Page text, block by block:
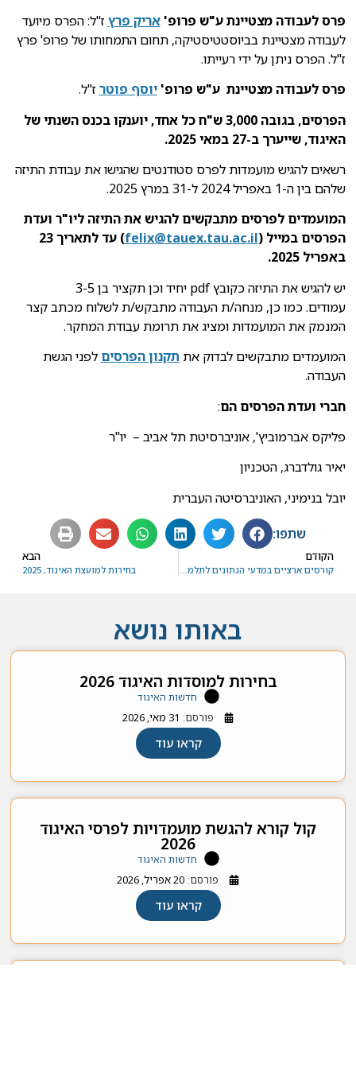
פרס לעבודה מצטיינת ע"ש פרופ'אריק פרץ ז"ל: הפרס מיועד
לעבודה מצטיינת בביוסטטיסטיקה, תחום התמחותו של פרופ' פרץ
ז"ל. הפרס ניתן על ידי רעייתו.
פרס לעבודה מצטיינת ע"ש פרופ' יוסף פוטר ז"ל.
הפרסים, בגובה 3,000 ש"ח כל אחד, יוענקו בכנס השנתי של
האיגוד, שייערך ב-27 במאי 2025.
רשאים להגיש מועמדות לפרס סטודנטים שהגישו את עבודת התיזה
שלהם בין ה-1 באפריל 2024 ל-31 במרץ 2025.
המועמדים לפרסים מתבקשים להגיש את התיזה ליו"ר ועדת
הפרסים במייל (felix@tauex.tau.ac.il) עד לתאריך23
באפריל 2025.
יש להגיש את התיזה כקובץ pdf יחיד וכן תקציר בן 3-5
עמודים. כמו כן, מנחה/ת העבודה מתבקש/ת לשלוח מכתב קצר
המנמק את המועמדות ומציג את תרומת עבודת המחקר.
המועמדים מתבקשים לבדוק את תקנון הפרסים לפני הגשת
העבודה.
חברי ועדת הפרסים הם:
פליקס אברמוביץ', אוניברסיטת תל אביב – יו"ר
יאיר גולדברג, הטכניון
יובל בנימיני, האוניברסיטה העברית
שתפו:
הקודם
קורסים ארציים במדעי הנתונים לתלמידי תואר שני ושלישי
הבא
בחירות למועצת האיגוד, 2025
באותו נושא
בחירות למוסדות האיגוד 2026
חדשות האיגוד
פורסם: 31 מאי, 2026
קראו עוד
קול קורא להגשת מועמדויות לפרסי האיגוד
2026
חדשות האיגוד
פורסם: 20 אפריל, 2026
קראו עוד